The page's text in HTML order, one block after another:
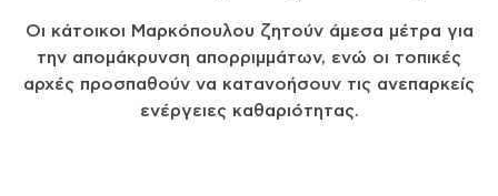
Οι κάτοικοι Μαρκόπουλου ζητούν άμεσα μέτρα για
την απομάκρυνση απορριμμάτων, ενώ οι τοπικές
αρχές προσπαθούν να κατανοήσουν τις ανεπαρκείς
ενέργειες καθαριότητας.